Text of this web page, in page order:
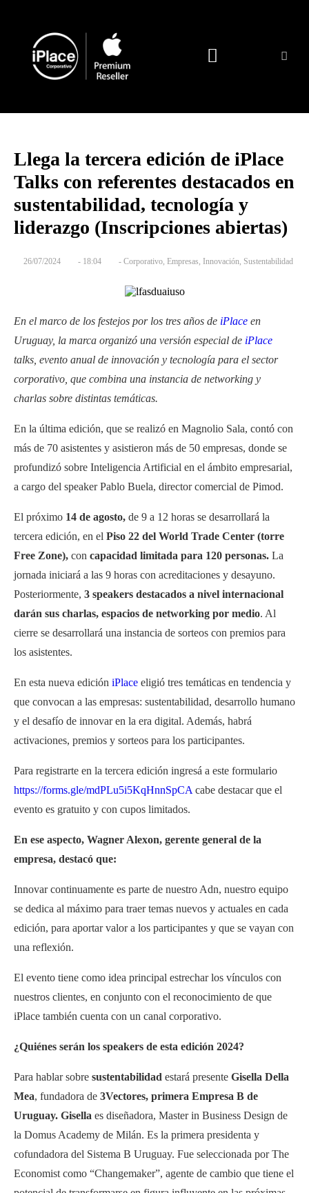
Llega la tercera edición de iPlace
Talks con referentes destacados en
sustentabilidad, tecnología y
liderazgo (Inscripciones abiertas)
26/07/2024 - 18:04 - Corporativo, Empresas Innovación Sustentabilidad
En el marco de los festejos por los tres años de iPlace en
Uruguay, la marca organizó una versión especial de iPlace
talks, evento anual de innovación y tecnología para el sector
corporativo, que combina una instancia de networking y
charlas sobre distintas temáticas.
En la última edición, que se realizó en Magnolio Sala, contó con
más de 70 asistentes y asistieron más de 50 empresas, donde se
profundizó sobre Inteligencia Artificial en el ámbito empresarial,
a cargo del speaker Pablo Buela, director comercial de Pimod.
El próximo 14 de agosto, de 9 a 12 horas se desarrollará la
tercera edición, en el Piso 22 del World Trade Center (torre
Free Zone), con capacidad limitada para 120 personas. La
jornada iniciará a las 9 horas con acreditaciones y desayuno.
Posteriormente, 3 speakers destacados a nivel internacional
darán sus charlas, espacios de networking por medio. Al
cierre se desarrollará una instancia de sorteos con premios para
los asistentes.
En esta nueva edición iPlace eligió tres temáticas en tendencia y
que convocan a las empresas: sustentabilidad, desarrollo humano
y el desafío de innovar en la era digital. Además, habrá
activaciones, premios y sorteos para los participantes.
Para registrarte en la tercera edición ingresá a este formulario
https://forms.gle/mdPLu5i5KqHnnSpCA cabe destacar que el
evento es gratuito y con cupos limitados.
En ese aspecto, Wagner Alexon, gerente general de la
empresa, destacó que:
Innovar continuamente es parte de nuestro Adn, nuestro equipo
se dedica al máximo para traer temas nuevos y actuales en cada
edición, para aportar valor a los participantes y que se vayan con
una reflexión.
El evento tiene como idea principal estrechar los vínculos con
nuestros clientes, en conjunto con el reconocimiento de que
iPlace también cuenta con un canal corporativo.
¿Quiénes serán los speakers de esta edición 2024?
Para hablar sobre sustentabilidad estará presente Gisella Della
Mea, fundadora de 3Vectores, primera Empresa B de
Uruguay. Gisella es diseñadora, Master in Business Design de
la Domus Academy de Milán. Es la primera presidenta y
cofundadora del Sistema B Uruguay. Fue seleccionada por The
Economist como “Changemaker”, agente de cambio que tiene el